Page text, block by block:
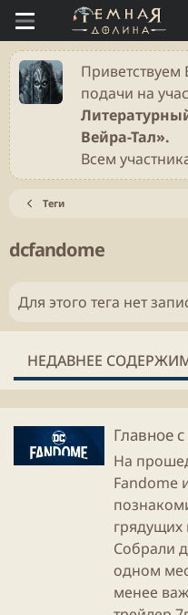
Приветствуем
подачи на
Вейра-Тал».
Всем
Теги
dcfandome
Для этого тега нет
НЕДАВНЕЕ
Главное
На
Fandome
грядущих
Собрали
одном
менее